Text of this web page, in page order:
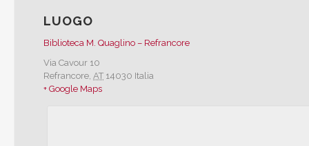
LUOGO
Biblioteca M. Quaglino – Refrancore
Via Cavour 10
Refrancore, AT 14030 Italia
+ Google Maps